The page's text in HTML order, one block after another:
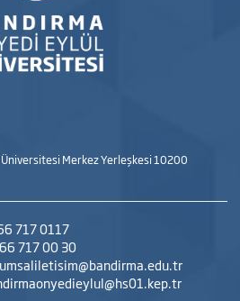
Merkez Yerleşkesi 10200
717 0117
717 00 30